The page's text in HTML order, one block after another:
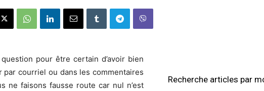
pour être certain d’avoir bien
courriel ou dans les commentaires
ne faisons fausse route car nul n’est
Recherche articles par